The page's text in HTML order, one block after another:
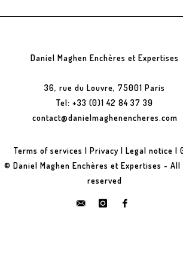
Daniel Maghen Enchères et Expertises
36, rue du Louvre, 75001 Paris
Tel: +33 (0)1 42 84 37 39
contact@danielmaghenencheres.com
Terms of services |Privacy |Legal notice |
© Daniel Maghen Enchères et Expertises - All
reserved